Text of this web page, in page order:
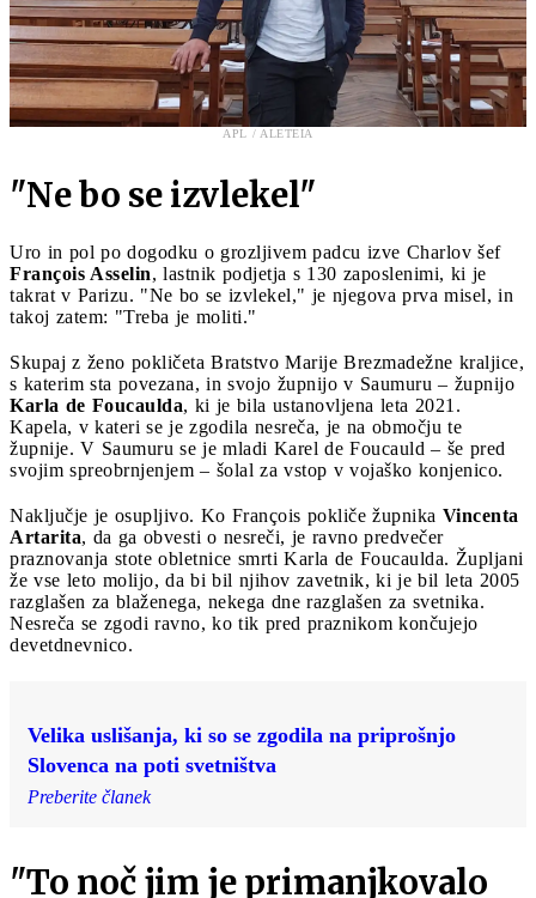
APL / ALETEIA
"Ne bo se izvlekel"
Uro in pol po dogodku o grozljivem padcu izve Charlov šef
François Asselin, lastnik podjetja s 130 zaposlenimi, ki je
takrat v Parizu. "Ne bo se izvlekel," je njegova prva misel, in
takoj zatem: "Treba je moliti."
Skupaj z ženo pokličeta Bratstvo Marije Brezmadežne kraljice,
s katerim sta povezana, in svojo župnijo v Saumuru – župnijo
Karla de Foucaulda, ki je bila ustanovljena leta 2021.
Kapela, v kateri se je zgodila nesreča, je na območju te
župnije. V Saumuru se je mladi Karel de Foucauld – še pred
svojim spreobrnjenjem – šolal za vstop v vojaško konjenico.
Naključje je osupljivo. Ko François pokliče župnika Vincenta
Artarita, da ga obvesti o nesreči, je ravno predvečer
praznovanja stote obletnice smrti Karla de Foucaulda. Župljani
že vse leto molijo, da bi bil njihov zavetnik, ki je bil leta 2005
razglašen za blaženega, nekega dne razglašen za svetnika.
Nesreča se zgodi ravno, ko tik pred praznikom končujejo
devetdnevnico.
Velika uslišanja, ki so se zgodila na priprošnjo
Slovenca na poti svetništva
Preberite članek
"To noč jim je primanjkovalo